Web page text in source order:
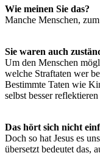
Wie meinen Sie das?
Manche Menschen,
Sie waren auch
Um den Menschen
welche Straftaten wer
Bestimmte Taten wie
selbst besser
Das hört sich nicht
Doch so hat Jesus es
übersetzt bedeutet das,